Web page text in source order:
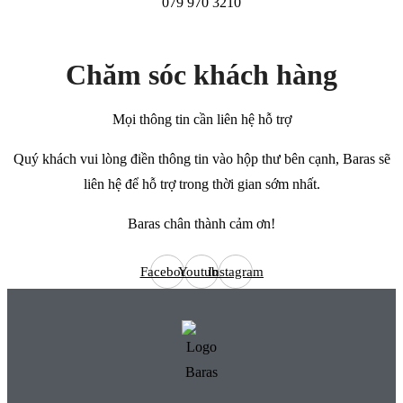
Chăm sóc khách hàng
Mọi thông tin cần liên hệ hỗ trợ
Quý khách vui lòng điền thông tin vào hộp thư bên cạnh, Baras sẽ
liên hệ để hỗ trợ trong thời gian sớm nhất.
Baras chân thành cảm ơn!
FacebookYoutubeInstagram